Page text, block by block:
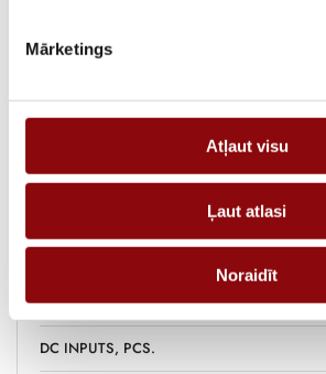
Mārketings
Atļaut visu
Ļaut atlasi
Noraidīt
MANUFACTURER
MAX DC INPUT POWER, KW
NUMBER OF MPPT, PCS.
DC INPUTS, PCS.